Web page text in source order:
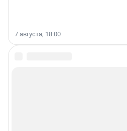
7 августа, 18:00